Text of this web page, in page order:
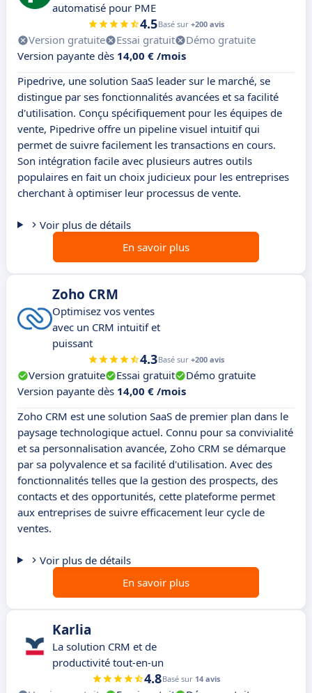
automatisé pour PME
4.5Basé sur +200 avis
Version gratuite Essai gratuit
Démo gratuite
Version payante dès 14,00 € /mois
Pipedrive, une solution SaaS leader sur le marché, se
distingue par ses fonctionnalités avancées et sa facilité
d'utilisation. Conçu spécifiquement pour les équipes de
vente, Pipedrive offre un pipeline visuel intuitif qui
permet de suivre facilement les transactions en cours.
Son intégration facile avec plusieurs autres outils
populaires en fait un choix judicieux pour les entreprises
cherchant à optimiser leur processus de vente.
Voir plus de détails
En savoir plus
Zoho CRM
Optimisez vos ventes
avec un CRM intuitif et
puissant
4.3Basé sur +200 avis
Version gratuite Essai gratuit
Démo gratuite
Version payante dès 14,00 € /mois
Zoho CRM est une solution SaaS de premier plan dans le
paysage technologique actuel. Connu pour sa convivialité
et sa personnalisation avancée, Zoho CRM se démarque
par sa polyvalence et sa facilité d'utilisation. Avec des
fonctionnalités telles que la gestion des prospects, des
contacts et des opportunités, cette plateforme permet
aux entreprises de suivre efficacement leur cycle de
ventes.
Voir plus de détails
En savoir plus
Karlia
La solution CRM et de
productivité tout-en-un
4.8Basé sur 14 avis